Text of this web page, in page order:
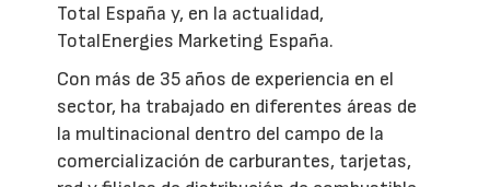
Total España y, en la actualidad,
TotalEnergies Marketing España.
Con más de 35 años de experiencia en el
sector, ha trabajado en diferentes áreas de
la multinacional dentro del campo de la
comercialización de carburantes, tarjetas,